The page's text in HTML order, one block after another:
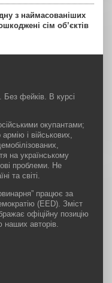
з наймасованіших
сім об’єктів
Без фейків. В курсі
окупантами;
і військових,
на українському
проблеми. Не
та світі.
працює за
(EED). Зміст
офіційну позицію
наших авторів.